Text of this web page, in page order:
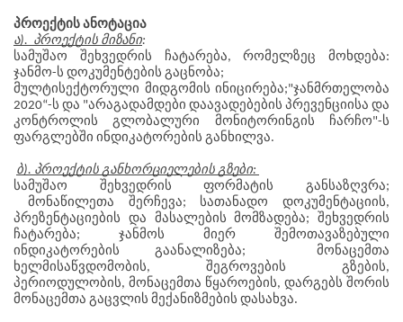
პროექტისანოტაცია
ა). პროექტის მიზანი:
სამუშაო შეხვედრის ჩატარება, რომელზეც მოხდება
ჯანმო-ს დოკუმენტების გაცნობა;
მულტისექტორული მიდგომის ინიცირება;"ჯანმრთელობა
2020“-ს და "არაგადამდები დაავადებების პრევენციისა და
კონტროლის
გლობალური მონიტორინგის ჩარჩო"-ს
ფარგლებში ინდიკატორების განხილვა.
ბ). პროექტის განხორციელების გზები:
სამუშაო შეხვედრის ფორმატის განსაზღვრა;
მონაწილეთა შერჩევა; სათანადო დოკუმენტაციის
პრეზენტაციების და მასალების მომზადება; შეხვედრის
ჩატარება; ჯანმოს მიერ
შემოთავაზებული
ინდიკატორების
გაანალიზება; მონაცემთა
ხელმისაწვდომობის, შეგროვების გზების
პერიოდულობის, მონაცემთა წყაროების, დარგებს შორის
მონაცემთა გაცვლის მექანიზმების დასახვა.